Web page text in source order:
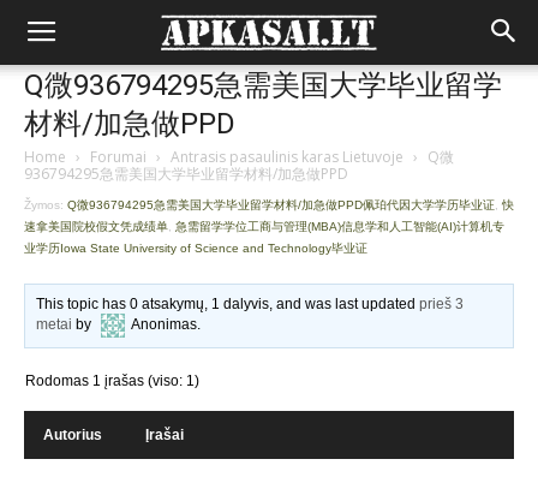
Q微936794295急需美国大学毕业留学
材料/加急做PPD
Home › Forumai › Antrasis pasaulinis karas Lietuvoje › Q微
936794295急需美国大学毕业留学材料/加急做PPD
Žymos: Q微936794295急需美国大学毕业留学材料/加急做PPD佩珀代因大学学历毕业证 快
速拿美国院校假文凭成绩单 急需留学学位工商与管理(MBA)信息学和人工智能(AI)计算机专
业学历Iowa State University of Science and Technology毕业证
This topic has 0 atsakymų, 1 dalyvis, and was last updatedprieš 3
metai by Anonimas.
Rodomas 1 įrašas (viso: 1)
Autorius Įrašai